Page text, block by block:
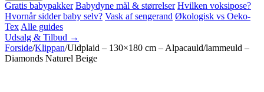
Gratis babypakker Babydyne mål & størrelser Hvilken voksipose?
Hvornår sidder baby selv? Vask af sengerand Økologisk vs Oeko-
Tex Alle guides
Udsalg & Tilbud →
Forside/Klippan/Uldplaid – 130×180 cm – Alpacauld/lammeuld –
Diamonds Naturel Beige